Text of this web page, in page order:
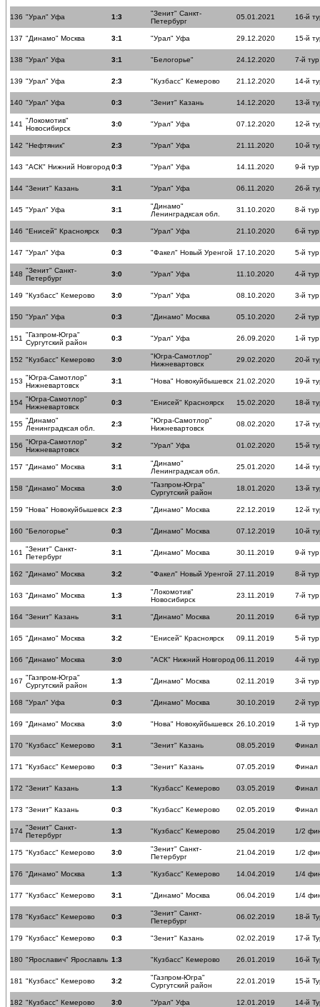
136 "Урал" Уфа 1:3
"Зенит" Санкт-
Петербург
05.01.2021 16-й
137 "Динамо" Москва 3:1 "Урал" Уфа 29.12.2020 15-й
138 "Урал" Уфа 3:1 "Белогорье" 24.12.2020 7-й тур
139 "Урал" Уфа 2:3 "Кузбасс" Кемерово 21.12.2020 14-й
140 "Урал" Уфа 0:3 "Зенит" Казань 14.12.2020 13-й
141 "Локомотив"
Новосибирск
3:0 "Урал" Уфа 07.12.2020 12-й
142 "Нефтяник" 2:3 "Урал" Уфа 21.11.2020 10-й
143 "АСК" Нижний Новгород 0:3 "Урал" Уфа 14.11.2020 9-й тур
144 "Зенит" Казань 3:1 "Урал" Уфа 06.11.2020 26-й
145 "Урал" Уфа 3:1
"Динамо"
Ленинградксая обл.
31.10.2020 8-й тур
146 "Енисей" Красноярск 0:3 "Урал" Уфа 21.10.2020 6-й тур
147 "Урал" Уфа 0:3 "Факел" Новый Уренгой 17.10.2020 5-й тур
148 "Зенит" Санкт-
Петербург
3:0 "Урал" Уфа 11.10.2020 4-й тур
149 "Кузбасс" Кемерово 3:0 "Урал" Уфа 08.10.2020 3-й тур
150 "Урал" Уфа 0:3 "Динамо" Москва 05.10.2020 2-й тур
151 "Газпром-Югра"
Сургутский район
0:3 "Урал" Уфа 26.09.2020 1-й тур
152 "Кузбасс" Кемерово 3:0
"Югра-Самотлор"
Нижневартовск
29.02.2020 20-й
153 "Югра-Самотлор"
Нижневартовск
3:1 "Нова" Новокуйбышевск 21.02.2020 19-й
154 "Югра-Самотлор"
Нижневартовск
0:3 "Енисей" Красноярск 15.02.2020 18-й
155 "Динамо"
Ленинградксая обл.
2:3
"Югра-Самотлор"
Нижневартовск
08.02.2020 17-й
156 "Югра-Самотлор"
Нижневартовск
3:2 "Урал" Уфа 01.02.2020 15-й
157 "Динамо" Москва 3:1
"Динамо"
Ленинградксая обл.
25.01.2020 14-й
158 "Динамо" Москва 3:0
"Газпром-Югра"
Сургутский район
18.01.2020 13-й
159 "Нова" Новокуйбышевск 2:3 "Динамо" Москва 22.12.2019 12-й
160 "Белогорье" 0:3 "Динамо" Москва 07.12.2019 10-й
161 "Зенит" Санкт-
Петербург
3:1 "Динамо" Москва 30.11.2019 9-й тур
162 "Динамо" Москва 3:2 "Факел" Новый Уренгой 27.11.2019 8-й тур
163 "Динамо" Москва 1:3
"Локомотив"
Новосибирск
23.11.2019 7-й тур
164 "Зенит" Казань 3:1 "Динамо" Москва 20.11.2019 6-й тур
165 "Динамо" Москва 3:2 "Енисей" Красноярск 09.11.2019 5-й тур
166 "Динамо" Москва 3:0 "АСК" Нижний Новгород 06.11.2019 4-й тур
167 "Газпром-Югра"
Сургутский район
1:3 "Динамо" Москва 02.11.2019 3-й тур
168 "Урал" Уфа 0:3 "Динамо" Москва 30.10.2019 2-й тур
169 "Динамо" Москва 3:0 "Нова" Новокуйбышевск 26.10.2019 1-й тур
170 "Кузбасс" Кемерово 3:1 "Зенит" Казань 08.05.2019 Финал
171 "Кузбасс" Кемерово 0:3 "Зенит" Казань 07.05.2019 Финал
172 "Зенит" Казань 1:3 "Кузбасс" Кемерово 03.05.2019 Финал
173 "Зенит" Казань 0:3 "Кузбасс" Кемерово 02.05.2019 Финал
174 "Зенит" Санкт-
Петербург
1:3 "Кузбасс" Кемерово 25.04.2019 1/2
175 "Кузбасс" Кемерово 3:0
"Зенит" Санкт-
Петербург
21.04.2019 1/2
176 "Динамо" Москва 1:3 "Кузбасс" Кемерово 14.04.2019 1/4
177 "Кузбасс" Кемерово 3:1 "Динамо" Москва 06.04.2019 1/4
178 "Кузбасс" Кемерово 0:3
"Зенит" Санкт-
Петербург
06.02.2019 18-й
179 "Кузбасс" Кемерово 0:3 "Зенит" Казань 02.02.2019 17-й
180 "Ярославич" Ярославль 1:3 "Кузбасс" Кемерово 26.01.2019 16-й
181 "Кузбасс" Кемерово 3:2
"Газпром-Югра"
Сургутский район
22.01.2019 15-й
182 "Кузбасс" Кемерово 3:0 "Урал" Уфа 12.01.2019 14-й